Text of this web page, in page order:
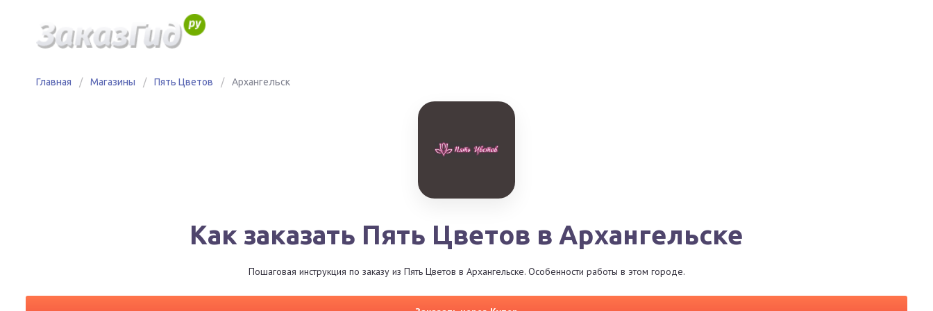
Главная / Магазины / Пять Цветов / Архангельск
Как заказать Пять Цветов в Архангельске
Пошаговая инструкция по заказу из Пять Цветов в Архангельске. Особенности работы в этом городе.